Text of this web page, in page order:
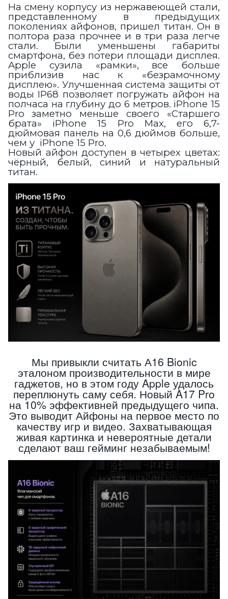
На смену корпусу из нержавеющей стали,
представленному в предыдущих
поколениях айфонов, пришел титан. Он в
полтора раза прочнее и в три раза легче
стали. Были уменьшены габариты
смартфона, без потери площади дисплея.
Apple сузила «рамки», все больше
приблизив нас к «безрамочному
дисплею». Улучшенная система защиты от
воды IP68 позволяет погружать айфон на
полчаса на глубину до 6 метров. iPhone 15
Pro
заметно меньше своего «Старшего
брата» iPhone 15 Pro Max, его 6,7-
дюймовая панель на 0,6 дюймов больше,
чем у iPhone 15 Pro.
Новый айфон доступен в четырех цветах:
чёрный, белый, синий и натуральный
титан.
Мы привыкли считать А16 Bionic
эталоном производительности в мире
гаджетов, но в этом году Apple удалось
переплюнуть саму себя. Новый A17 Pro
на 10% эффективней предыдущего чипа.
Это выводит Айфоны на первое место по
качеству игр и видео. Захватывающая
живая картинка и невероятные детали
сделают ваш гейминг незабываемым!